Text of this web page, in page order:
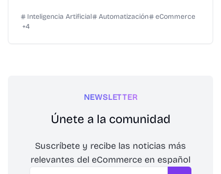
Inteligencia Artificial Automatización
eCommerce
+4
NEWSLETTER
Únete a la comunidad
Suscríbete y recibe las noticias más
relevantes del eCommerce en español
Email